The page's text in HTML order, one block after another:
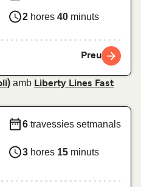
2 hores 40 minuts
Preu
amb Liberty Lines Fast
6 travessies setmanals
3 hores 15 minuts